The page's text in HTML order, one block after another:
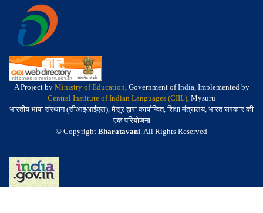
A Project by Ministry of Education, Government of India, Implemented by
Central Institute of Indian Languages (CIIL), Mysuru
भारतीय भाषा संस्थान (सीआईआईएल), मैसूर द्वारा कार्यान्वित, शिक्षा मंत्रालय, भारत सरकार की
एक परियोजना
© Copyright Bharatavani. All Rights Reserved